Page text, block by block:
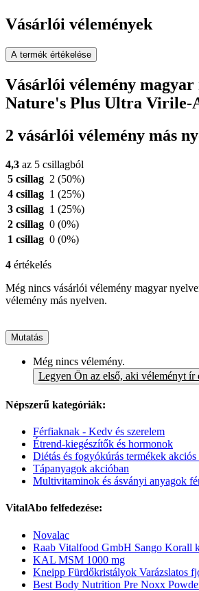
Vásárlói vélemények
A termék értékelése
Vásárlói vélemény magyar
Nature's Plus Ultra
2 vásárlói vélemény más
4,3 az 5 csillagból
5 csillag 2 (50%)
4 csillag 1 (25%)
3 csillag 1 (25%)
2 csillag 0 (0%)
1 csillag 0 (0%)
4 értékelés
Még nincs vásárlói vélemény magyar
vélemény más nyelven.
Mutatás
Még nincs vélemény.
Legyen Ön az első, aki véleményt ír
Népszerű kategóriák:
Férfiaknak - Kedv és szerelem
Étrend-kiegészítők és hormonok
Diétás és fogyókúrás termékek akciós
Tápanyagok akcióban
Multivitaminok és ásványi anyagok
VitalAbo felfedezése:
Novalac
Raab Vitalfood GmbH Sango Korall
KAL MSM 1000 mg
Kneipp Fürdőkristályok Varázslatos
Best Body Nutrition Pre Noxx